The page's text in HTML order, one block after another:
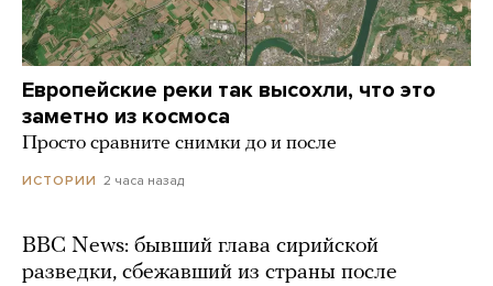
Европейские реки так высохли, что это
заметно из космоса
Просто сравните снимки до и после
ИСТОРИИ 2 часа назад
BBC News: бывший глава сирийской
разведки, сбежавший из страны после